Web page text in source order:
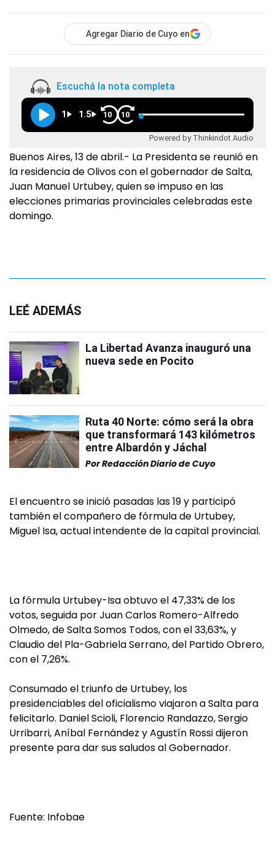
Agregar Diario de Cuyo en
Escuchá la nota completa
1 1.5 10 10
Powered by Thinkindot Audio
Buenos Aires, 13 de abril.- La Presidenta se reunió en
la residencia de Olivos con el gobernador de Salta,
Juan Manuel Urtubey, quien se impuso en las
elecciones primarias provinciales celebradas este
domingo.
LEÉ ADEMÁS
La Libertad Avanza inauguró una
nueva sede en Pocito
Ruta 40 Norte: cómo será la obra
que transformará 143 kilómetros
entre Albardón y Jáchal
PorRedacción Diario de Cuyo
El encuentro se inició pasadas las 19 y participó
también el compañero de fórmula de Urtubey,
Miguel Isa, actual intendente de la capital provincial.
La fórmula Urtubey-Isa obtuvo el 47,33% de los
votos, seguida por Juan Carlos Romero-Alfredo
Olmedo, de Salta Somos Todos, con el 33,63%, y
Claudio del Pla-Gabriela Serrano, del Partido Obrero,
con el 7,26%.
Consumado el triunfo de Urtubey, los
presidenciables del oficialismo viajaron a Salta para
felicitarlo. Daniel Scioli, Florencio Randazzo, Sergio
Urribarri, Aníbal Fernández y Agustín Rossi dijeron
presente para dar sus saludos al Gobernador.
Fuente: Infobae